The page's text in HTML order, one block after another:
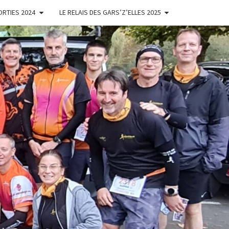
2024 LE RELAIS DES GARS’Z’ELLES 2025